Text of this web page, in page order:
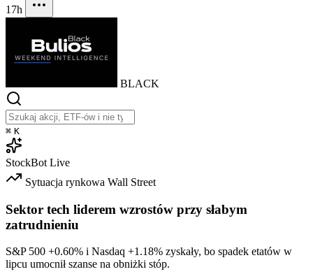
17h
BLACK
⌘ K
StockBot Live
Sytuacja rynkowa Wall Street
Sektor tech liderem wzrostów przy słabym
zatrudnieniu
S&P 500 +0.60% i Nasdaq +1.18% zyskały, bo spadek etatów w
lipcu umocnił szanse na obniżki stóp.